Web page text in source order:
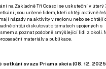
na Základně Tři Ocásci se uskuteční v úterý
jsou určené lidem, kteří chtějí aktivně
nápady na aktivity v regionu nebo se chtějí
chtějí diskutovat o tématech spojených s
a poznat podobně smýšlející lidi z okolí.
materiály a publikace.
setkání svazu Priama akcia (08. 12.